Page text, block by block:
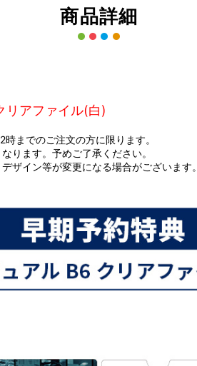
商品詳細
アファイル(白)
までのご注文の方に限ります。
ります。予めご了承ください。
ザイン等が変更になる場合がございます。